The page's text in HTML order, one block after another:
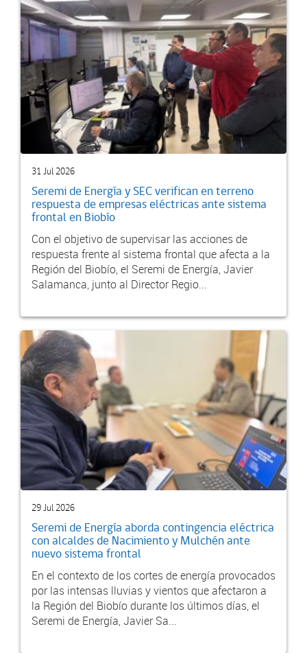
31 Jul 2026
Seremi de Energía y SEC verifican en terreno
respuesta de empresas eléctricas ante sistema
frontal en Biobío
Con el objetivo de supervisar las acciones de
respuesta frente al sistema frontal que afecta a la
Región del Biobío, el Seremi de Energía, Javier
Salamanca, junto al Director Regio...
29 Jul 2026
Seremi de Energía aborda contingencia eléctrica
con alcaldes de Nacimiento y Mulchén ante
nuevo sistema frontal
En el contexto de los cortes de energía provocados
por las intensas lluvias y vientos que afectaron a
la Región del Biobío durante los últimos días, el
Seremi de Energía, Javier Sa...